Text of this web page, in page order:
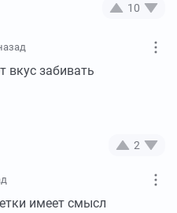
10
вкус забивать
2
имеет смысл